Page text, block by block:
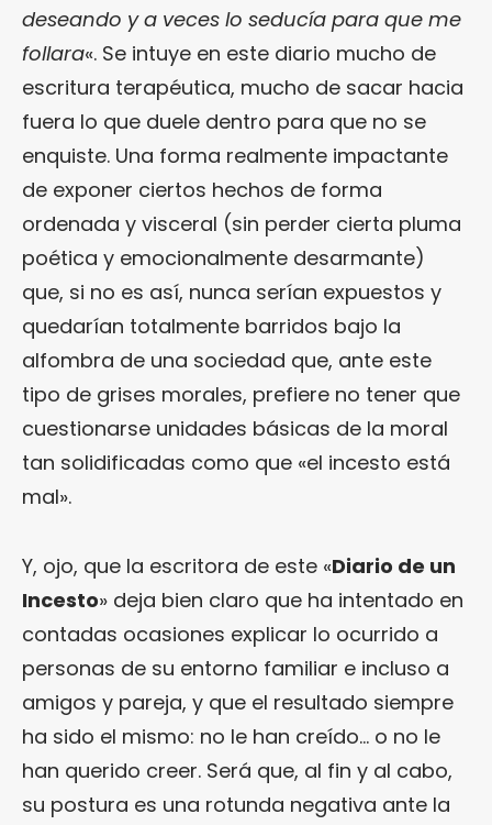
deseando y a veces lo seducía para que me
follara«. Se intuye en este diario mucho de
escritura terapéutica, mucho de sacar hacia
fuera lo que duele dentro para que no se
enquiste. Una forma realmente impactante
de exponer ciertos hechos de forma
ordenada y visceral (sin perder cierta pluma
poética y emocionalmente desarmante)
que, si no es así, nunca serían expuestos y
quedarían totalmente barridos bajo la
alfombra de una sociedad que, ante este
tipo de grises morales, prefiere no tener que
cuestionarse unidades básicas de la moral
tan solidificadas como que «el incesto está
mal».
Y, ojo, que la escritora de este «Diario de un
Incesto» deja bien claro que ha intentado en
contadas ocasiones explicar lo ocurrido a
personas de su entorno familiar e incluso a
amigos y pareja, y que el resultado siempre
ha sido el mismo: no le han creído… o no le
han querido creer. Será que, al fin y al cabo,
su postura es una rotunda negativa ante la